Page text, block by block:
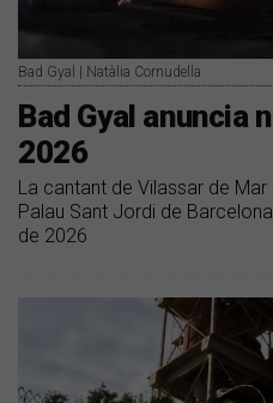
Bad Gyal | Natàlia Cornudella
Bad Gyal anuncia
2026
La cantant de Vilassar de
Palau Sant Jordi de
de 2026